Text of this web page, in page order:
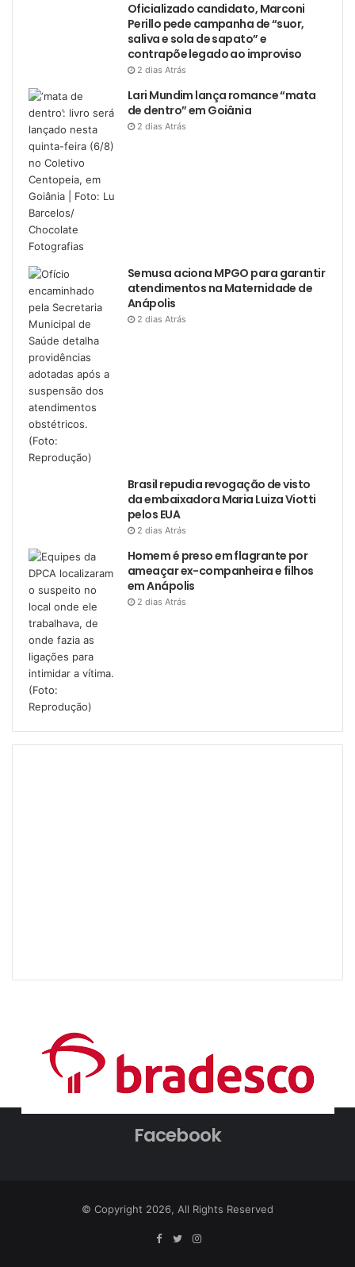
Oficializado candidato, Marconi
Perillo pede campanha de “suor,
saliva e sola de sapato” e
contrapõe legado ao improviso
2 dias Atrás
Lari Mundim lança romance “mata
de dentro” em Goiânia
2 dias Atrás
Semusa aciona MPGO para garantir
atendimentos na Maternidade de
Anápolis
2 dias Atrás
Brasil repudia revogação de visto
da embaixadora Maria Luiza Viotti
pelos EUA
2 dias Atrás
Homem é preso em flagrante por
ameaçar ex-companheira e filhos
em Anápolis
2 dias Atrás
Facebook
© Copyright 2026, All Rights Reserved